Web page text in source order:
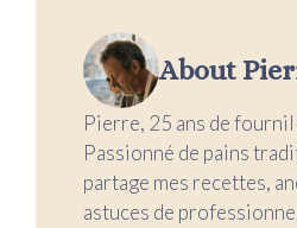
About
Pierre, 25 ans de
Passionné de pains
partage mes recettes,
astuces de